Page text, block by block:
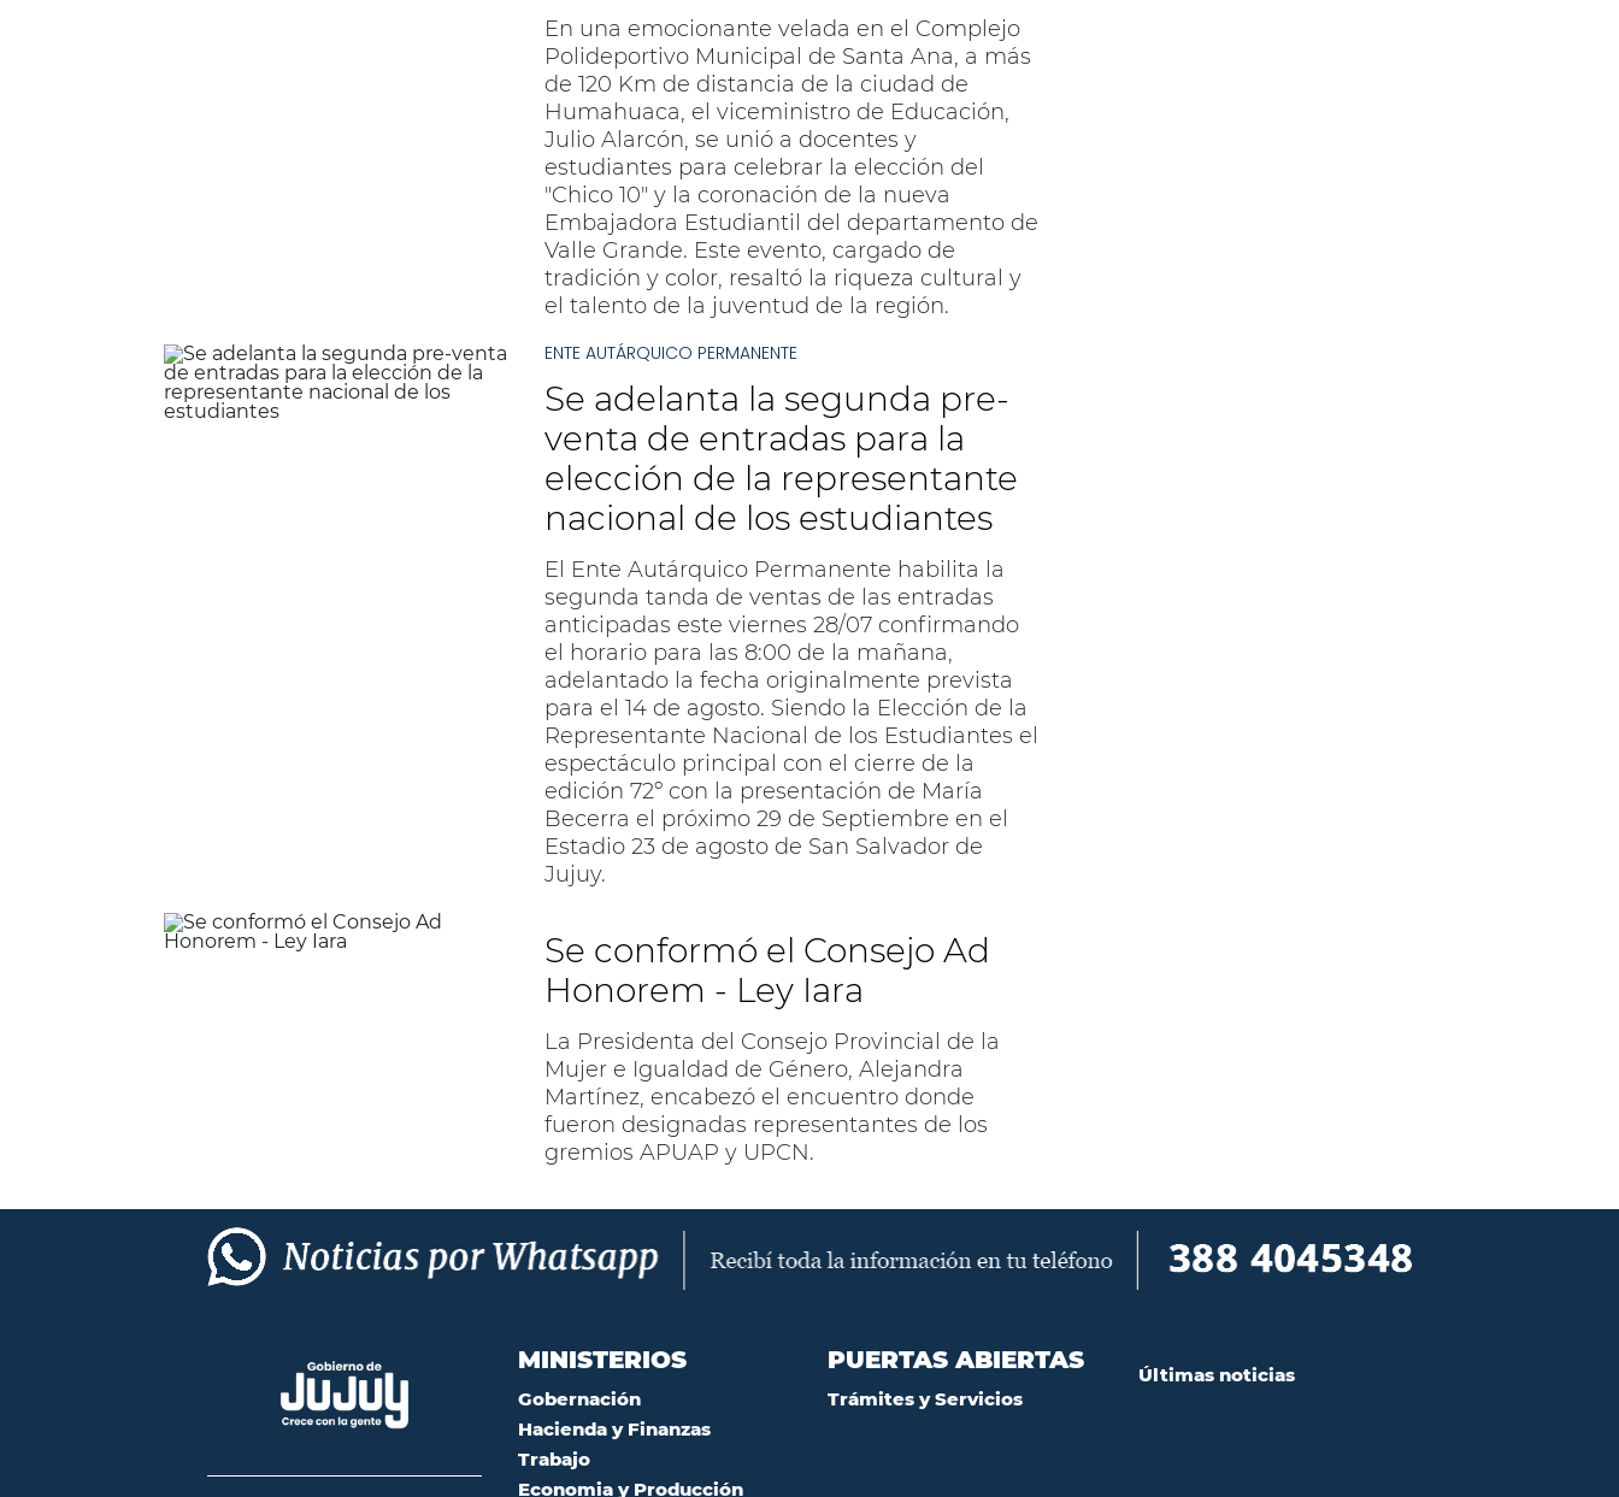
En una emocionante velada en el Complejo
Polideportivo Municipal de Santa Ana, a más
de 120 Km de distancia de la ciudad de
Humahuaca, el viceministro de Educación,
Julio Alarcón, se unió a docentes y
estudiantes para celebrar la elección del
"Chico 10" y la coronación de la nueva
Embajadora Estudiantil del departamento de
Valle Grande. Este evento, cargado de
tradición y color, resaltó la riqueza cultural y
el talento de la juventud de la región.
ENTE AUTÁRQUICO PERMANENTE
Se adelanta la segunda pre-
venta de entradas para la
elección de la representante
nacional de los estudiantes
El Ente Autárquico Permanente habilita la
segunda tanda de ventas de las entradas
anticipadas este viernes 28/07 confirmando
el horario para las 8:00 de la mañana,
adelantado la fecha originalmente prevista
para el 14 de agosto. Siendo la Elección de la
Representante Nacional de los Estudiantes el
espectáculo principal con el cierre de la
edición 72º con la presentación de María
Becerra el próximo 29 de Septiembre en el
Estadio 23 de agosto de San Salvador de
Jujuy.
Se conformó el Consejo Ad
Honorem - Ley Iara
La Presidenta del Consejo Provincial de la
Mujer e Igualdad de Género, Alejandra
Martínez, encabezó el encuentro donde
fueron designadas representantes de los
gremios APUAP y UPCN.
MINISTERIOS
Gobernación
Hacienda y Finanzas
Trabajo
Economia y Producción
PUERTAS ABIERTAS
Trámites y Servicios
Últimas noticias